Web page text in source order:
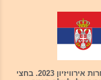
אתמול התקיים חצי הגמר הראשון הסרבי לתחרות אירוויזיון 2023. בחצי